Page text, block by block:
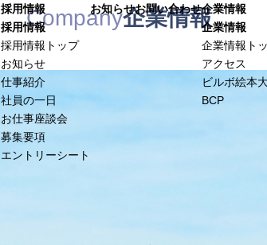
採用情報
採用情報
採用情報トップ
お知らせ
仕事紹介
社員の一日
お仕事座談会
募集要項
エントリーシート
お知らせお問い合わせ企業情報
企業情報
企業情報ト
アクセス
ビルボ絵本
BCP
Company企業情報